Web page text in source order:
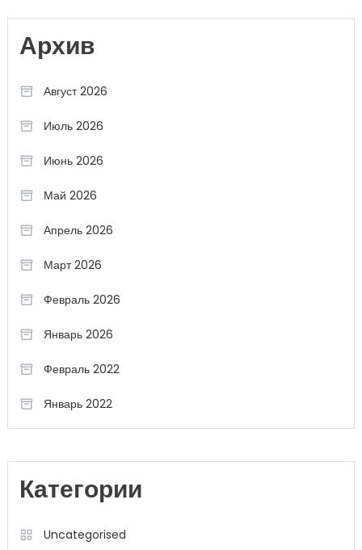
Архив
Август 2026
Июль 2026
Июнь 2026
Май 2026
Апрель 2026
Март 2026
Февраль 2026
Январь 2026
Февраль 2022
Январь 2022
Категории
Uncategorised